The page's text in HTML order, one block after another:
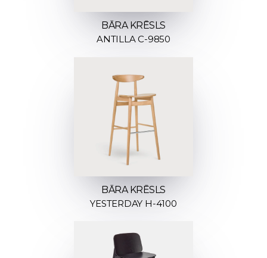
BĀRA KRĒSLS
ANTILLA C-9850
BĀRA KRĒSLS
YESTERDAY H-4100